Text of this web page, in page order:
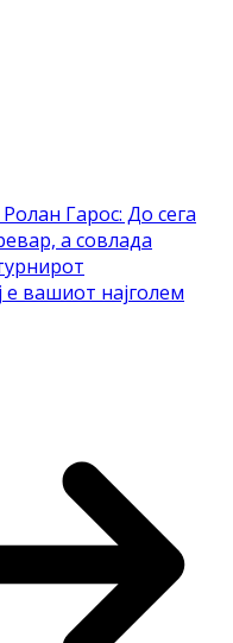
Гарос: До сега
а совлада
вашиот најголем